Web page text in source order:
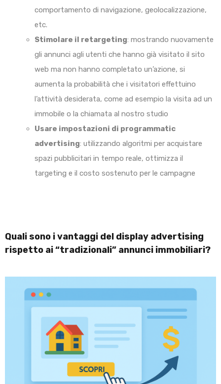
comportamento di navigazione, geolocalizzazione,
etc.
Stimolare il retargeting: mostrando nuovamente
gli annunci agli utenti che hanno già visitato il sito
web ma non hanno completato un’azione, si
aumenta la probabilità che i visitatori effettuino
l’attività desiderata, come ad esempio la visita ad un
immobile o la chiamata al nostro studio
Usare impostazioni di programmatic
advertising: utilizzando algoritmi per acquistare
spazi pubblicitari in tempo reale, ottimizza il
targeting e il costo sostenuto per le campagne
Quali sono i vantaggi del display advertising
rispetto ai “tradizionali” annunci immobiliari?